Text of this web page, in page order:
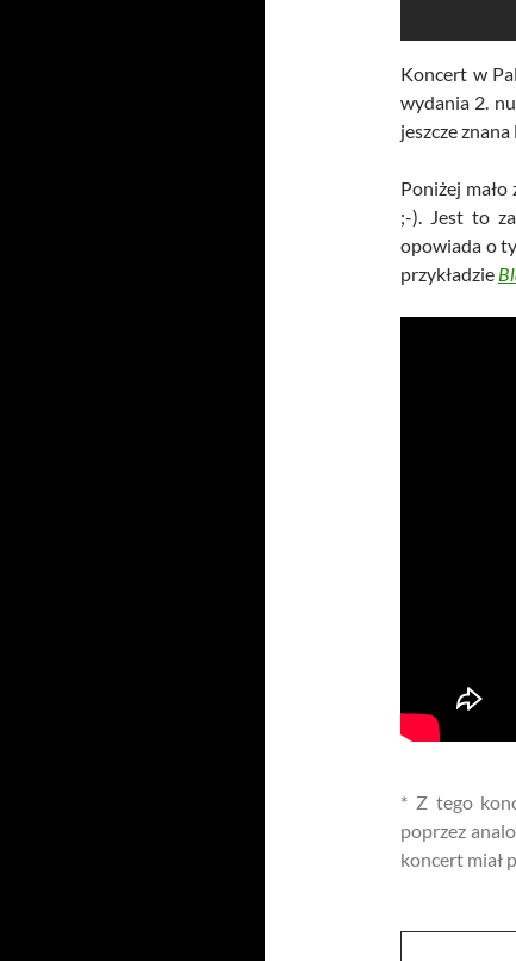
Koncert w
wydania 2.
jeszcze znana
Poniżej
;-). Jest to
opowiada o
przykładzie
* Z tego
poprzez
koncert miał